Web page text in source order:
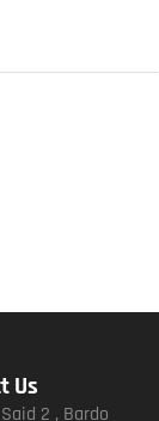
Us
2 , Bardo